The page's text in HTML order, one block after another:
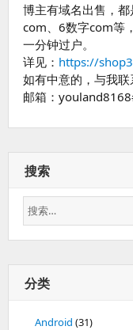
博主有域名出售，
com、6数字com等
一分钟过户。
详见： https://
如有中意的，与我联
邮箱：
搜索
搜
索：
分类
Android (31)